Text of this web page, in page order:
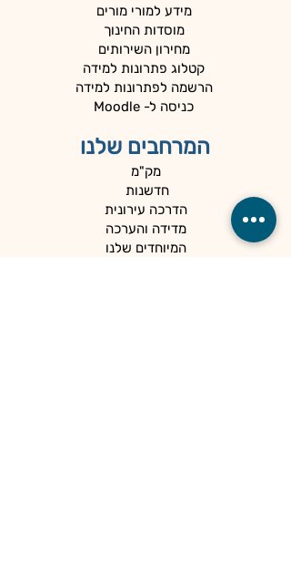
מידע למורי מורים
מוסדות החינוך
מחירון השירותים
קטלוג פתרונות למידה
הרשמה לפתרונות למידה
כניסה ל- Moodle
המרחבים שלנו
מק"מ
חדשנות
הדרכה עירונית
מדידה והערכה
המיוחדים שלנו